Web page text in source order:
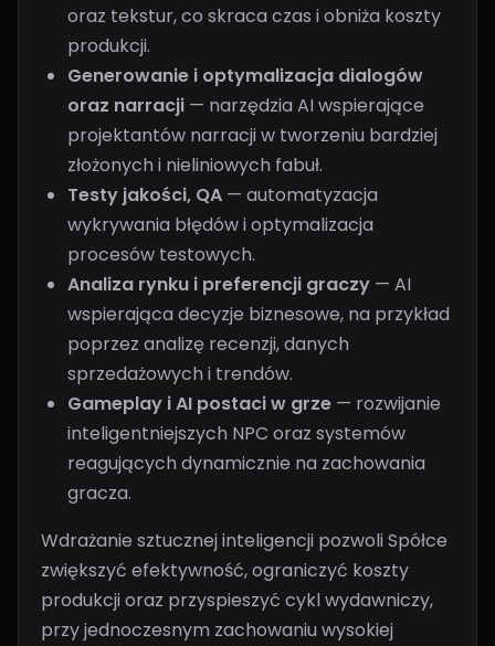
oraz tekstur, co skraca czas i obniża koszty
produkcji.
Generowanie i optymalizacja dialogów
oraz narracji — narzędzia AI wspierające
projektantów narracji w tworzeniu bardziej
złożonych i nieliniowych fabuł.
Testy jakości, QA — automatyzacja
wykrywania błędów i optymalizacja
procesów testowych.
Analiza rynku i preferencji graczy — AI
wspierająca decyzje biznesowe, na przykład
poprzez analizę recenzji, danych
sprzedażowych i trendów.
Gameplay i AI postaci w grze — rozwijanie
inteligentniejszych NPC oraz systemów
reagujących dynamicznie na zachowania
gracza.
Wdrażanie sztucznej inteligencji pozwoli Spółce
zwiększyć efektywność, ograniczyć koszty
produkcji oraz przyspieszyć cykl wydawniczy,
przy jednoczesnym zachowaniu wysokiej